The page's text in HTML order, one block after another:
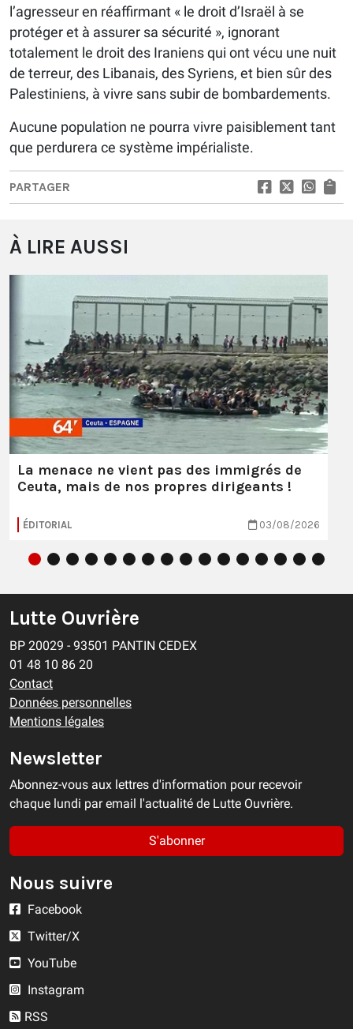
l’agresseur en réaffirmant « le droit d’Israël à se
protéger et à assurer sa sécurité », ignorant
totalement le droit des Iraniens qui ont vécu une nuit
de terreur, des Libanais, des Syriens, et bien sûr des
Palestiniens, à vivre sans subir de bombardements.
Aucune population ne pourra vivre paisiblement tant
que perdurera ce système impérialiste.
PARTAGER
À LIRE AUSSI
La menace ne vient pas des immigrés de
Ceuta, mais de nos propres dirigeants !
ÉDITORIAL 03/08/2026
Lutte Ouvrière
BP 20029 - 93501 PANTIN CEDEX
01 48 10 86 20
Contact
Données personnelles
Mentions légales
Newsletter
Abonnez-vous aux lettres d'information pour recevoir
chaque lundi par email l'actualité de Lutte Ouvrière.
S'abonner
Nous suivre
Facebook
Twitter/X
YouTube
Instagram
RSS